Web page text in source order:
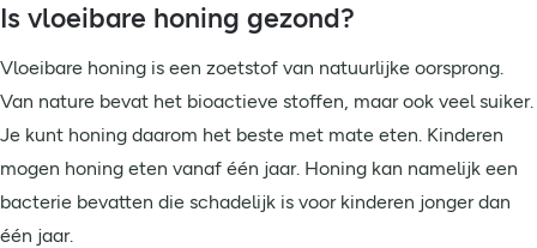
Is vloeibare honing gezond?
Vloeibare honing is een zoetstof van natuurlijke oorsprong.
Van nature bevat het bioactieve stoffen, maar ook veel suiker.
Je kunt honing daarom het beste met mate eten. Kinderen
mogen honing eten vanaf één jaar. Honing kan namelijk een
bacterie bevatten die schadelijk is voor kinderen jonger dan
één jaar.